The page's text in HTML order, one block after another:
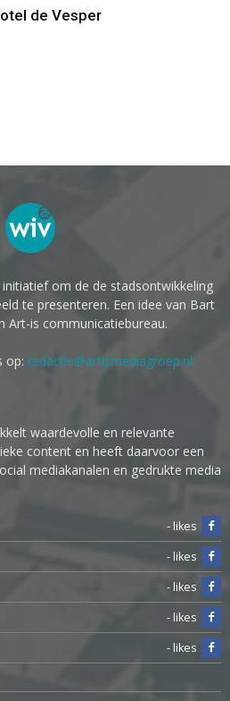
de Vesper
om de de stadsontwikkeling
te presenteren. Een idee van Bart
Art-is communicatiebureau.
op: redactie@artismediagroep.nl
waardevolle en relevante
content en heeft daarvoor een
mediakanalen en gedrukte media
- likes
- likes
- likes
- likes
- likes